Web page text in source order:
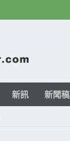
新訊 新聞稿